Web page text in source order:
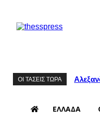
ΟΙ ΤΑΣΕΙΣ ΤΩΡΑ
ΕΛΛΑΔΑ